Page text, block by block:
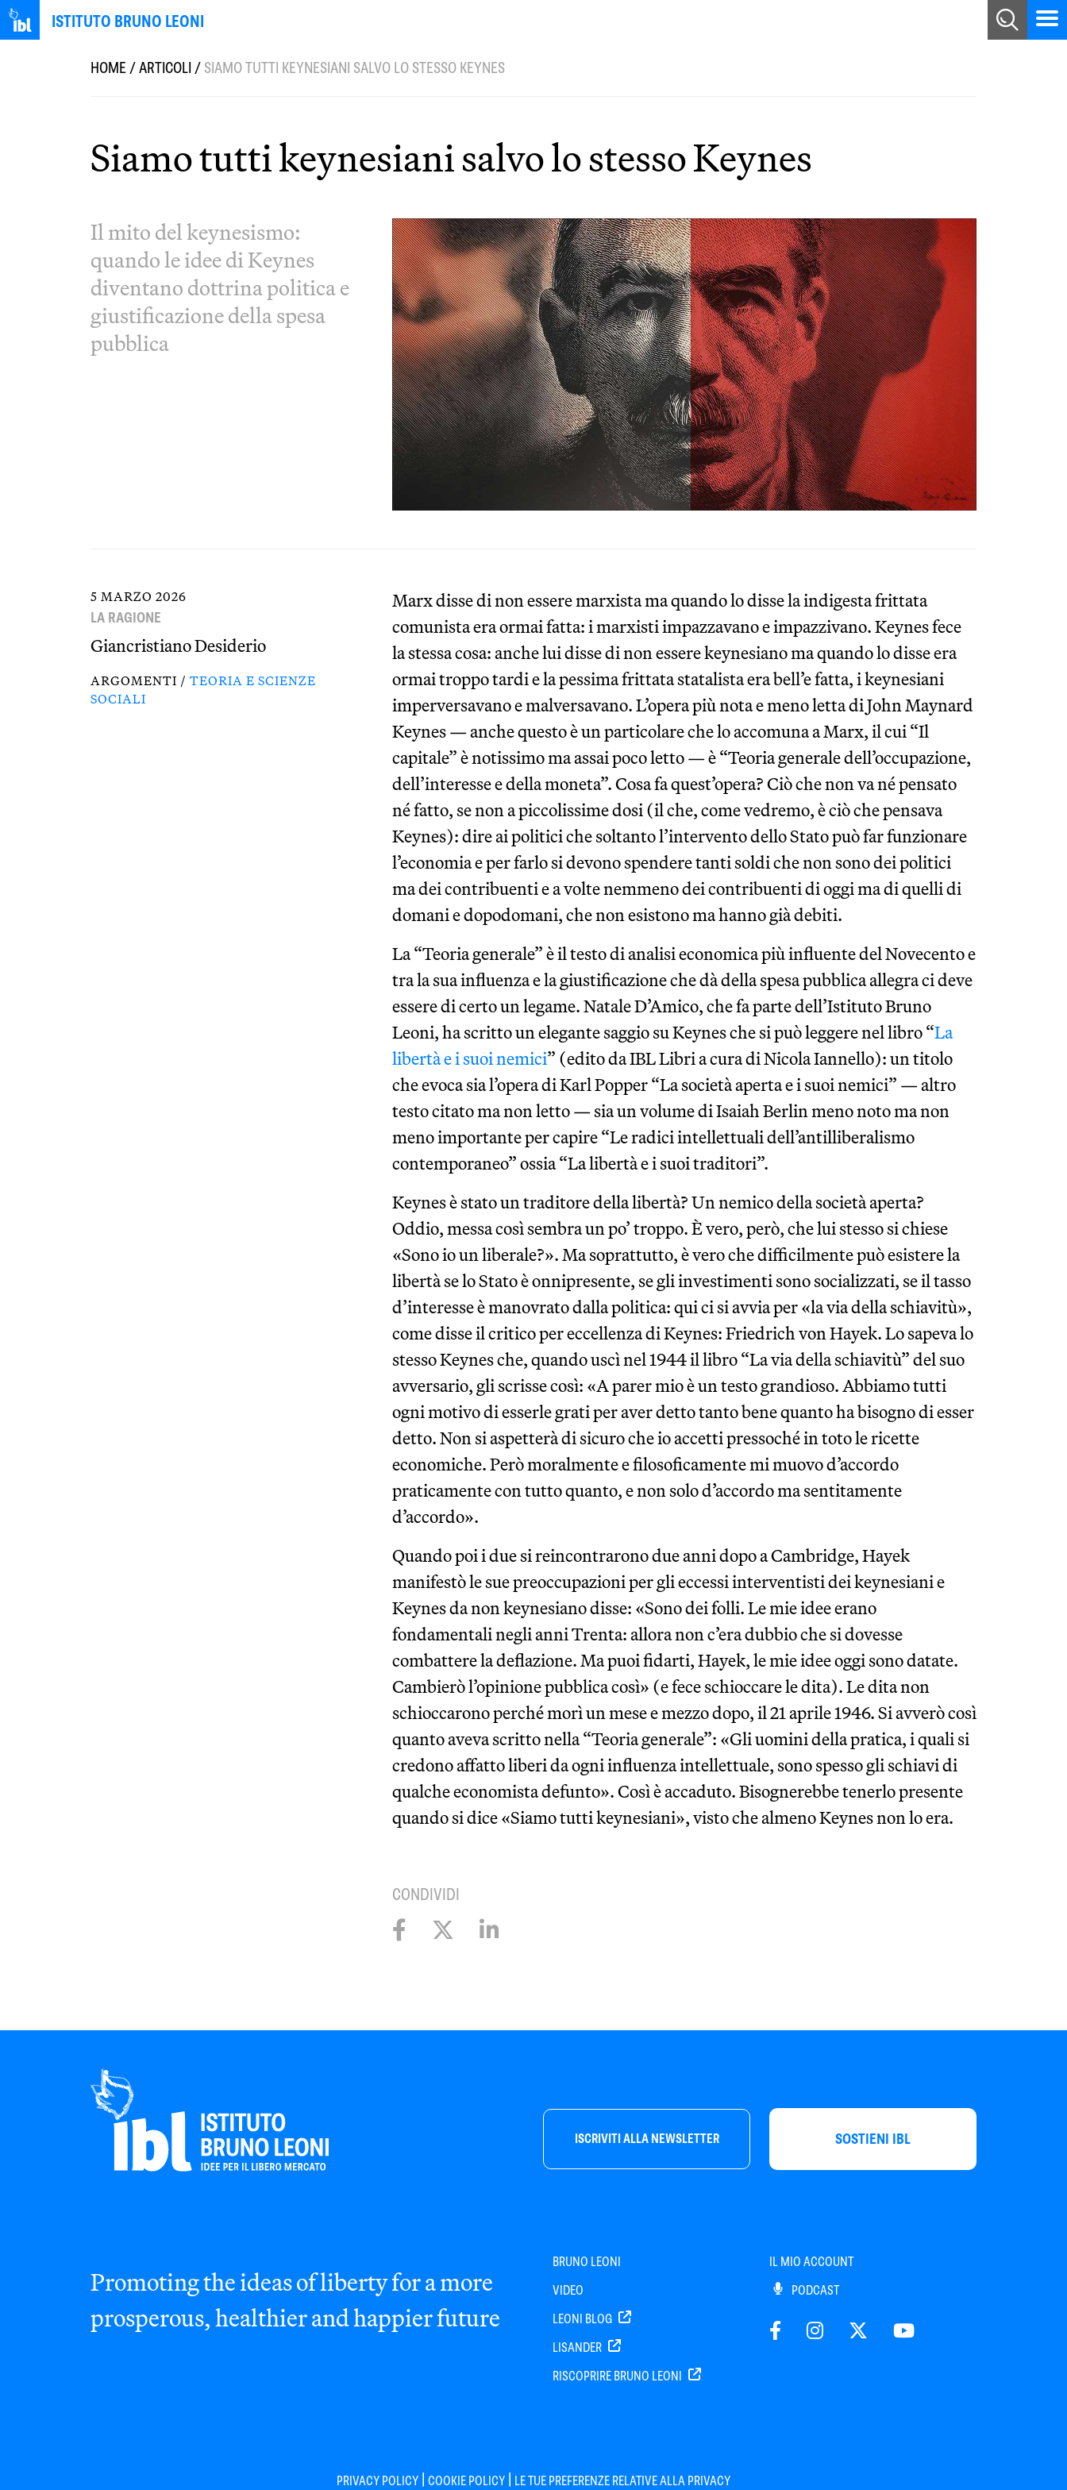
ISTITUTO BRUNO LEONI
HOME/ARTICOLI/SIAMO TUTTI KEYNESIANI SALVO LO STESSO KEYNES
Siamo tutti keynesiani salvo lo stesso Keynes
Il mito del keynesismo:
quando le idee di Keynes
diventano dottrina politica e
giustificazione della spesa
pubblica
5 MARZO 2026
LA RAGIONE
Giancristiano Desiderio
ARGOMENTI / TEORIA E SCIENZE
SOCIALI
Marx disse di non essere marxista ma quando lo disse la indigesta frittata
comunista era ormai fatta: i marxisti impazzavano e impazzivano. Keynes fece
la stessa cosa: anche lui disse di non essere keynesiano ma quando lo disse era
ormai troppo tardi e la pessima frittata statalista era bell’e fatta, i keynesiani
imperversavano e malversavano. L’opera più nota e meno letta di John Maynard
Keynes — anche questo è un particolare che lo accomuna a Marx, il cui “Il
capitale” è notissimo ma assai poco letto — è “Teoria generale dell’occupazione,
dell’interesse e della moneta”. Cosa fa quest’opera? Ciò che non va né pensato
né fatto, se non a piccolissime dosi (il che, come vedremo, è ciò che pensava
Keynes): dire ai politici che soltanto l’intervento dello Stato può far funzionare
l’economia e per farlo si devono spendere tanti soldi che non sono dei politici
ma dei contribuenti e a volte nemmeno dei contribuenti di oggi ma di quelli di
domani e dopodomani, che non esistono ma hanno già debiti.
La “Teoria generale” è il testo di analisi economica più influente del Novecento e
tra la sua influenza e la giustificazione che dà della spesa pubblica allegra ci deve
essere di certo un legame. Natale D’Amico, che fa parte dell’Istituto Bruno
Leoni, ha scritto un elegante saggio su Keynes che si può leggere nel libro “La
libertà e i suoi nemici” (edito da IBL Libri a cura di Nicola Iannello): un titolo
che evoca sia l’opera di Karl Popper “La società aperta e i suoi nemici” — altro
testo citato ma non letto — sia un volume di Isaiah Berlin meno noto ma non
meno importante per capire “Le radici intellettuali dell’antilliberalismo
contemporaneo” ossia “La libertà e i suoi traditori”.
Keynes è stato un traditore della libertà? Un nemico della società aperta?
Oddio, messa così sembra un po’ troppo. È vero, però, che lui stesso si chiese
«Sono io un liberale?». Ma soprattutto, è vero che difficilmente può esistere la
libertà se lo Stato è onnipresente, se gli investimenti sono socializzati, se il tasso
d’interesse è manovrato dalla politica: qui ci si avvia per «la via della schiavitù»,
come disse il critico per eccellenza di Keynes: Friedrich von Hayek. Lo sapeva lo
stesso Keynes che, quando uscì nel 1944 il libro “La via della schiavitù” del suo
avversario, gli scrisse così: «A parer mio è un testo grandioso. Abbiamo tutti
ogni motivo di esserle grati per aver detto tanto bene quanto ha bisogno di esser
detto. Non si aspetterà di sicuro che io accetti pressoché in toto le ricette
economiche. Però moralmente e filosoficamente mi muovo d’accordo
praticamente con tutto quanto, e non solo d’accordo ma sentitamente
d’accordo».
Quando poi i due si reincontrarono due anni dopo a Cambridge, Hayek
manifestò le sue preoccupazioni per gli eccessi interventisti dei keynesiani e
Keynes da non keynesiano disse: «Sono dei folli. Le mie idee erano
fondamentali negli anni Trenta: allora non c’era dubbio che si dovesse
combattere la deflazione. Ma puoi fidarti, Hayek, le mie idee oggi sono datate.
Cambierò l’opinione pubblica così» (e fece schioccare le dita). Le dita non
schioccarono perché morì un mese e mezzo dopo, il 21 aprile 1946. Si avverò così
quanto aveva scritto nella “Teoria generale”: «Gli uomini della pratica, i quali si
credono affatto liberi da ogni influenza intellettuale, sono spesso gli schiavi di
qualche economista defunto». Così è accaduto. Bisognerebbe tenerlo presente
quando si dice «Siamo tutti keynesiani», visto che almeno Keynes non lo era.
CONDIVIDI
ISCRIVITI ALLA NEWSLETTER SOSTIENI IBL
Promoting the ideas of liberty for a more
prosperous, healthier and happier future
BRUNO LEONI
VIDEO
LEONI BLOG
LISANDER
RISCOPRIRE BRUNO LEONI
IL MIO ACCOUNT
PODCAST
PRIVACY POLICY | COOKIE POLICY | LE TUE PREFERENZE RELATIVE ALLA PRIVACY